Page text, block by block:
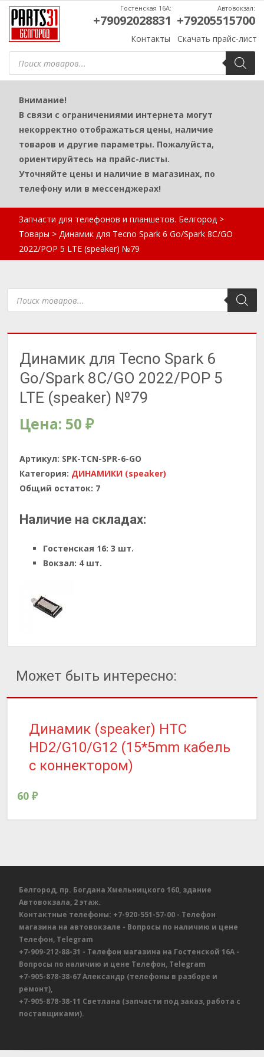
Поиск
товаров
Контакты Скачать прайс-лист
Гостенская 16А:
+79092028831
Автовокзал:
+79205515700
Внимание!
В связи с ограничениями интернета могут
некорректно отображаться цены, наличие
товаров и другие параметры. Пожалуйста,
ориентируйтесь на прайс-листы.
Уточняйте цены и наличие в магазинах, по
телефону или в мессенджерах!
Запчасти для телефонов и планшетов. Белгород >
Товары > Динамик для Tecno Spark 6 Go/Spark 8C/GO
2022/POP 5 LTE (speaker) №79
Поиск
товаров
Динамик для Tecno Spark 6
Go/Spark 8C/GO 2022/POP 5
LTE (speaker) №79
Цена: 50 ₽
Артикул: SPK-TCN-SPR-6-GO
Категория: ДИНАМИКИ (speaker)
Общий остаток: 7
Наличие на складах:
Гостенская 16: 3 шт.
Вокзал: 4 шт.
Может быть интересно:
Динамик (speaker) HTC
HD2/G10/G12 (15*5mm кабель
с коннектором)
60 ₽
Белгород, пр. Богдана Хмельницкого 160, здание
Автовокзала, 2 этаж.
Контактные телефоны: +7-920-551-57-00 - Телефон
магазина на автовокзале - Вопросы по наличию и цене
Телефон, Telegram
+7-909-212-88-31 - Телефон магазина на Гостенской 16А -
Вопросы по наличию и цене Телефон, Telegram
+7-905-878-38-67Александр (телефоны в разборе и
ремонт),
+7-905-878-38-11 Светлана (запчасти под заказ, работа с
поставщиками).